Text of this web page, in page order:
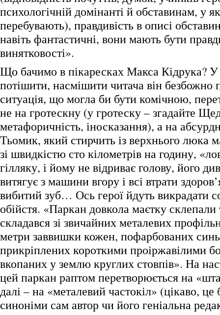
психологічній домінанті й обставинам, у
перебувають), правдивість в описі
навіть фантастичні, вони мають бути
винятковості».
Що бачимо в пікаресках Макса Кідрука?
потішити, насмішити читача він безбожно
ситуація, що могла би бути комічною,
не на гротескну (у гротеску – згадайте
метафоричність, іносказання), а на
Тьомик, який стирчить із верхнього
зі швидкістю сто кілометрів на годину,
гілляку, і йому не відриває голову, його
витягує з машини вгору і всі втрати
вибитий зуб… Ось герої йдуть викрадати
обійстя. «Паркан довкола маєтку
складався зі звичайних металевих
метри заввишки кожен, пофарбованих
прикріплених короткими проіржавілими
вкопаних у землю круглих стовпів». На
цей паркан раптом перетворюється на
далі – на «металевий частокіл» (цікаво, це
синоніми сам автор чи його геніальна